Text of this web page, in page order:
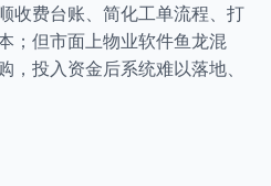
收费台账、简化工单流程、打
；但市面上物业软件鱼龙混
，投入资金后系统难以落地、